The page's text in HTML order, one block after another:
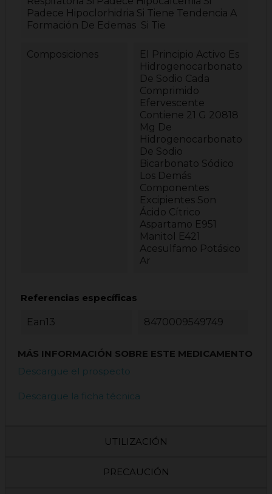
Padece Hipoclorhidria Si Tiene Tendencia A
Formación De Edemas Si Tie
Composiciones
El Principio Activo Es
Hidrogenocarbonato
De Sodio Cada
Comprimido
Efervescente
Contiene 21 G 20818
Mg De
Hidrogenocarbonato
De Sodio
Bicarbonato Sódico
Los Demás
Componentes
Excipientes Son
Ácido Cítrico
Aspartamo E951
Manitol E421
Acesulfamo Potásico
Ar
Referencias específicas
Ean13 8470009549749
MÁS INFORMACIÓN SOBRE ESTE MEDICAMENTO
Descargue el prospecto
Descargue la ficha técnica
UTILIZACIÓN
PRECAUCIÓN